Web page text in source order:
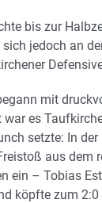
bis zur
jedoch an
mit
es
setzte: In
aus dem
ein – Tobias
köpfte zum 2:0